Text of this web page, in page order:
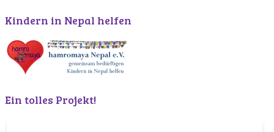
Kindern in Nepal helfen
Ein tolles Projekt!